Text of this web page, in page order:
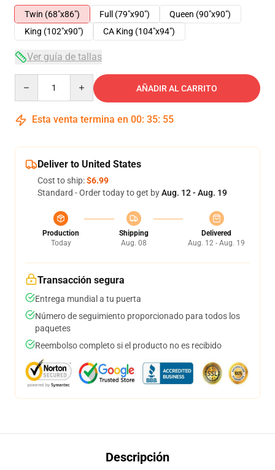
Twin (68"x86")
Full (79"x90")
Queen (90"x90")
King (102"x90")
CA King (104"x94")
Ver guía de tallas
AÑADIR AL CARRITO
Esta venta termina en 00: 35: 54
Deliver to United States
Cost to ship:$6.99
Standard - Order today to get byAug. 12 - Aug. 19
Production
Today
Shipping
Aug. 08
Delivered
Aug. 12 - Aug. 19
Transacción segura
Entrega mundial a tu puerta
Número de seguimiento proporcionado para todos los
paquetes
Reembolso completo si el producto no es recibido
Descripción